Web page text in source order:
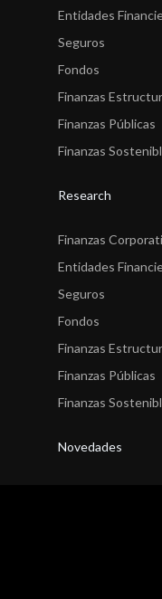
Entidades
Seguros
Fondos
Finanzas
Finanzas Públicas
Finanzas
Research
Finanzas
Entidades
Seguros
Fondos
Finanzas
Finanzas Públicas
Finanzas
Novedades